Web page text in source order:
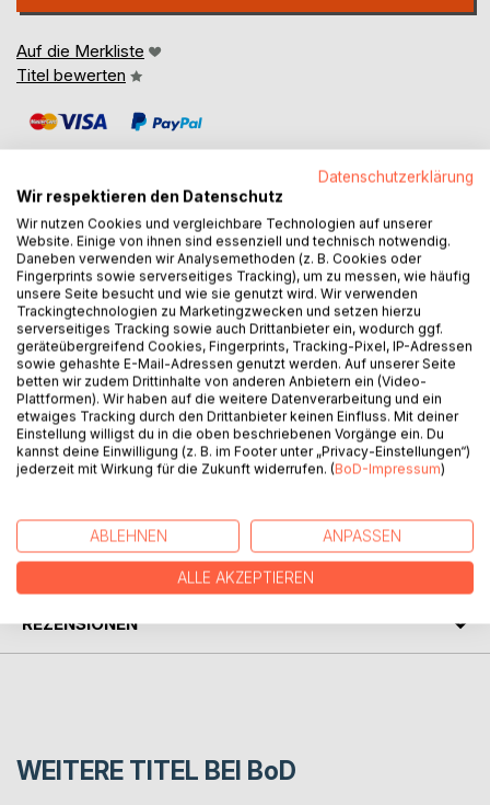
Auf die Merkliste
Titel bewerten
BESCHREIBUNG
Jakob, der dreizehnjährige Sohn von Oriane, (bekannt aus
Roman Band 1) ist ein Könner am Klavier, nervt aber seine
Familie mit unberechenbaren Wutausbrüchen. Mit deftigem
Bayrisch weiß seine resolute Oma ihren Enkel zu nehmen.
Eine Reise nach San Francisco zu ihrem Sohn, dem
ehrgeizigen Fußballstar Anton, Jakobs noch unbekanntem
Vater, erweist sich als Volltreffer.
PRESSESTIMMEN
REZENSIONEN
WEITERE TITEL BEI BoD
Datenschutzerklärung
Wir respektieren den Datenschutz
Wir nutzen Cookies und vergleichbare Technologien auf unserer
Website. Einige von ihnen sind essenziell und technisch notwendig.
Daneben verwenden wir Analysemethoden (z. B. Cookies oder
Fingerprints sowie serverseitiges Tracking), um zu messen, wie häufig
unsere Seite besucht und wie sie genutzt wird. Wir verwenden
Trackingtechnologien zu Marketingzwecken und setzen hierzu
serverseitiges Tracking sowie auch Drittanbieter ein, wodurch ggf.
geräteübergreifend Cookies, Fingerprints, Tracking-Pixel, IP-Adressen
sowie gehashte E-Mail-Adressen genutzt werden. Auf unserer Seite
betten wir zudem Drittinhalte von anderen Anbietern ein (Video-
Plattformen). Wir haben auf die weitere Datenverarbeitung und ein
etwaiges Tracking durch den Drittanbieter keinen Einfluss. Mit deiner
Einstellung willigst du in die oben beschriebenen Vorgänge ein. Du
kannst deine Einwilligung (z. B. im Footer unter „Privacy-Einstellungen“)
jederzeit mit Wirkung für die Zukunft widerrufen. (BoD-Impressum)
ABLEHNEN ANPASSEN
ALLE AKZEPTIEREN